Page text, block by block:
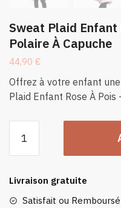
Sweat Plaid Enfant
Polaire À Capuche
44,90 €
Offrez à votre enfant
Plaid Enfant Rose À
Sweat
Enfant
Rose
Livraison gratuite
Satisfait ou Remboursé